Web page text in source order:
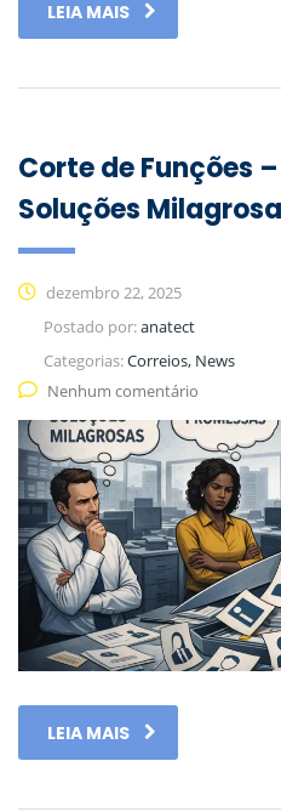
LEIA MAIS
Corte de Funções
Soluções
dezembro 22, 2025
Postado por:anatect
Categorias:Correios, News
Nenhum comentário
LEIA MAIS